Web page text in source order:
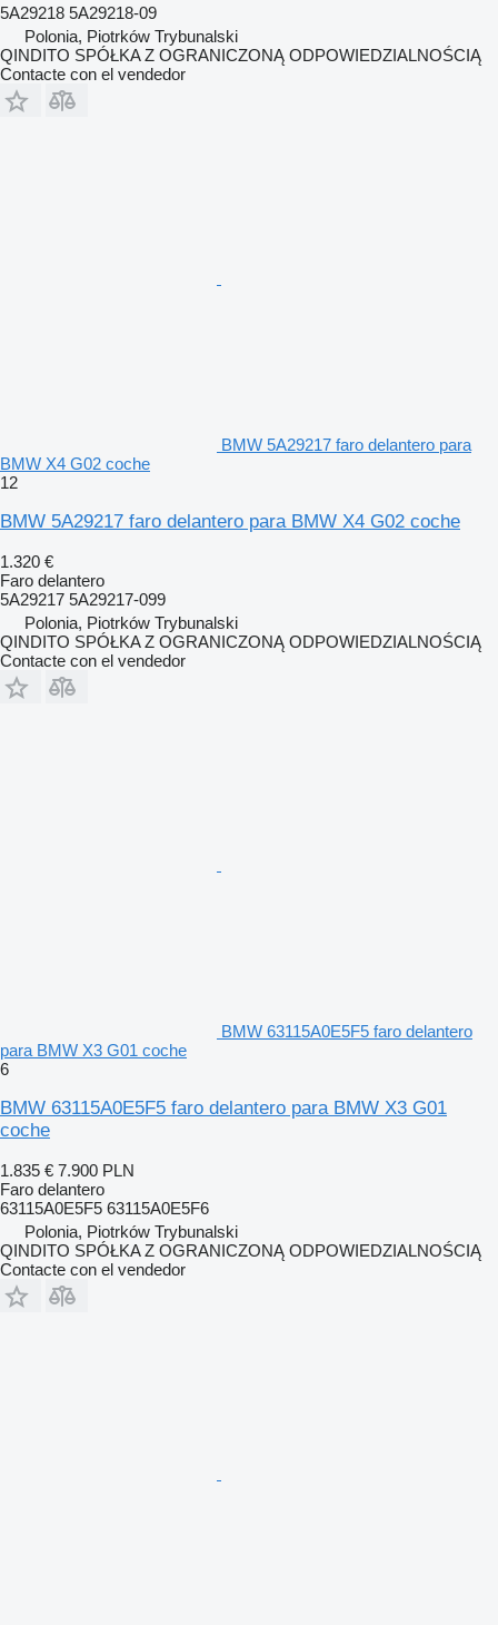
5A29218 5A29218-09
Polonia, Piotrków Trybunalski
QINDITO SPÓŁKA Z OGRANICZONĄ ODPOWIEDZIALNOŚCIĄ
Contacte con el vendedor
BMW 5A29217 faro delantero para
BMW X4 G02 coche
12
BMW 5A29217 faro delantero para BMW X4 G02 coche
1.320 €
Faro delantero
5A29217 5A29217-099
Polonia, Piotrków Trybunalski
QINDITO SPÓŁKA Z OGRANICZONĄ ODPOWIEDZIALNOŚCIĄ
Contacte con el vendedor
BMW 63115A0E5F5 faro delantero
para BMW X3 G01 coche
6
BMW 63115A0E5F5 faro delantero para BMW X3 G01
coche
1.835 € 7.900 PLN
Faro delantero
63115A0E5F5 63115A0E5F6
Polonia, Piotrków Trybunalski
QINDITO SPÓŁKA Z OGRANICZONĄ ODPOWIEDZIALNOŚCIĄ
Contacte con el vendedor